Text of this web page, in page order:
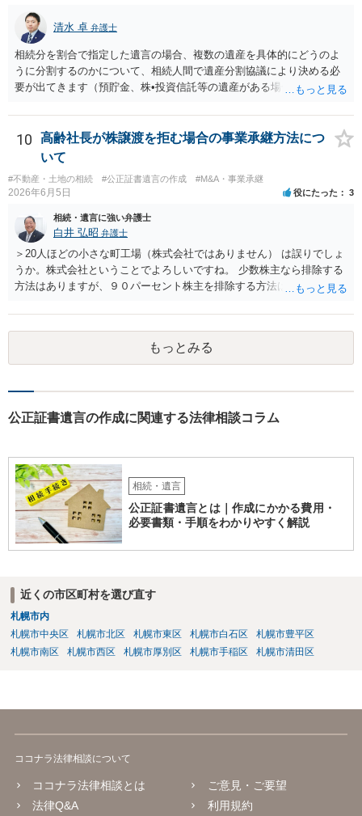
況を報告する義務があるとは限りません。また、親族間で利害対立が
ある可能性がある場合、守秘義務や本人意思確認の観点から、委任状
があるとしても直ちに内容を開示しないこともあり得ます。 公正証書
遺言が作成済みである場合でも、生前にその存在や内容を誰に開示す
るかは、基本的には遺言者本人の意思による問題です。まずは、母親
無・内容について説明してよい」旨を明確に伝えてもらい、委任状の
写しを添付して、期限を区切って書面で回答を求めることが考えられ
ます。それでも回答がない場合には、母親本人の意思能力や真意、兄
による不当な関与の有無も含めて、別の弁護士に資料（遺言書案、委
任状、母親の発言内容、弁護士との連絡履歴、兄とのやり取り等）を
示して相談した方がよいように思います。
清水 卓 弁護士
相続分を割合で指定した遺言の場合、複数の遺産を具体的にどうのよ
うに分割するのかについて、相続人間で遺産分割協議により決める必
要が出てきます（預貯金、株•投資信託等の遺産がある場合に、どの遺
投資信託は他の相続人にというような分け方をするのか等について
は、相続人間で遺産分割協議により決める必要があります）。
10
高齢社長が株譲渡を拒む場合の事業承継方法につ
いて
#不動産・土地の相続 #公正証書遺言の作成 #M&A・事業承継
2026年6月5日 役にたった 3
相続・遺言に強い弁護士
白井 弘昭 弁護士
＞20人ほどの小さな町工場（株式会社ではありません） は誤りでしょ
うか。株式会社ということでよろしいですね。 少数株主なら排除する
方法はありますが、９０パーセント株主を排除する方法は現実的にあ
るか、家族を説得して承継させるかしかないでしょう。 また、出資者
がいれば、全員で会社を辞めて新たな会社を立ち上げることも考えら
れます。 それか、しばらく我慢して、社長が没した後に相続人から承
継させるしかないように思えます。 私見ながらご参考まで。
もっとみる
公正証書遺言の作成に関連する法律相談コラム
相続・遺言
公正証書遺言とは｜作成にかかる費用・
必要書類・手順をわかりやすく解説
近くの市区町村を選び直す
札幌市内
札幌市中央区
札幌市北区 札幌市東区 札幌市白石区
札幌市豊平区
札幌市南区
札幌市西区 札幌市厚別区 札幌市手稲区 札幌市清田区
ココナラ法律相談について
ココナラ法律相談とは
法律Q&A
ご意見・ご要望
利用規約